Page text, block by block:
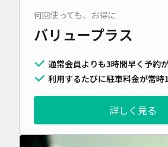
何回使っても、お得に
バリュープラス
通常会員よりも3時間早く予約
利用するたびに駐車料金が常時
詳しく見る